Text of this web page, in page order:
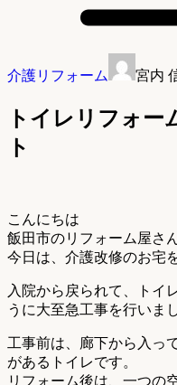
介護リフォーム 宮内
トイレリフォ
ト
こんにちは
飯田市のリフォーム屋さ
今日は、介護改修のお宅
入院から戻られて、トイ
うに大至急工事を行いま
工事前は、廊下から入っ
があるトイレです。
リフォーム後は、一つの